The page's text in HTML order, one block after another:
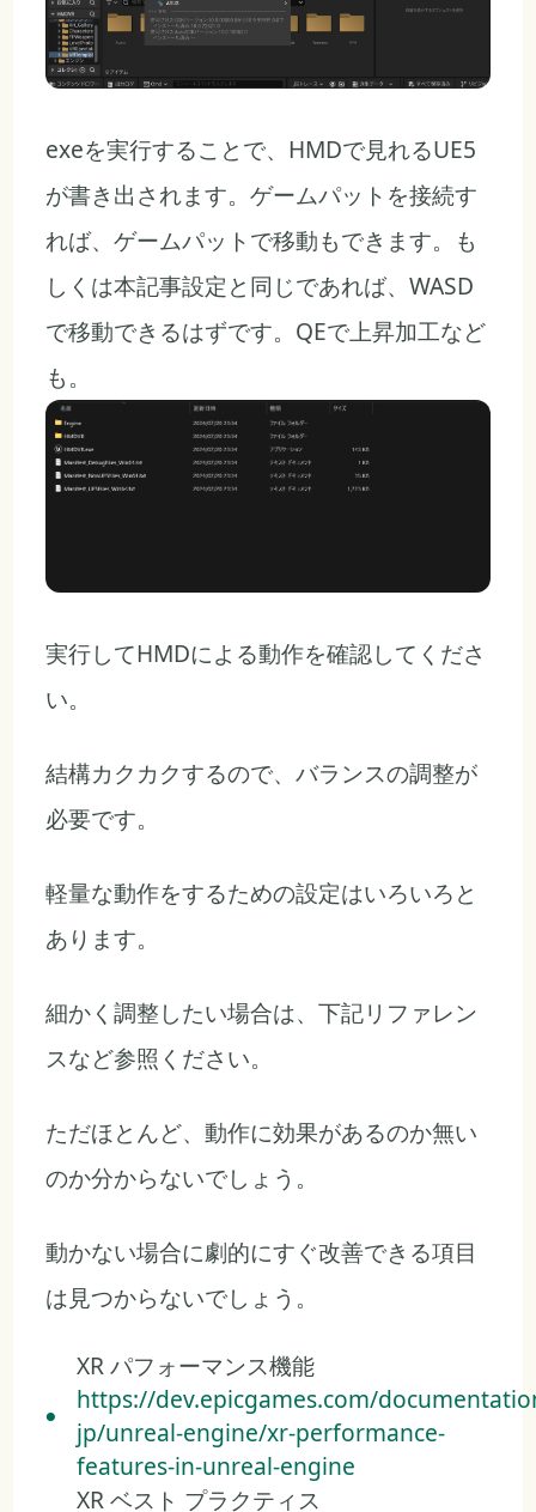
exeを実行することで、HMDで見れるUE5
が書き出されます。ゲームパットを接続す
れば、ゲームパットで移動もできます。も
しくは本記事設定と同じであれば、WASD
で移動できるはずです。QEで上昇加工など
も。
実行してHMDによる動作を確認してくださ
い。
結構カクカクするので、バランスの調整が
必要です。
軽量な動作をするための設定はいろいろと
あります。
細かく調整したい場合は、下記リファレン
スなど参照ください。
ただほとんど、動作に効果があるのか無い
のか分からないでしょう。
動かない場合に劇的にすぐ改善できる項目
は見つからないでしょう。
XR パフォーマンス機能
https://dev.epicgames.com/
jp/unreal-engine/xr-performance-
features-in-unreal-engine
XR ベスト プラクティス